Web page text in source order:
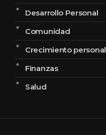
Desarrollo Personal
Comunidad
Crecimiento personal
Finanzas
Salud